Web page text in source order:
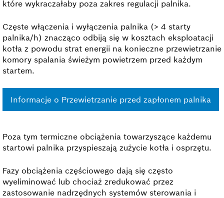
które wykraczałaby poza zakres regulacji palnika.
Częste włączenia i wyłączenia palnika (> 4 starty
palnika/h) znacząco odbiją się w kosztach eksploatacji
kotła z powodu strat energii na konieczne przewietrzanie
komory spalania świeżym powietrzem przed każdym
startem.
Informacje o Przewietrzanie przed zapłonem palnika
Poza tym termiczne obciążenia towarzyszące każdemu
startowi palnika przyspieszają zużycie kotła i osprzętu.
Fazy obciążenia częściowego dają się często
wyeliminować lub chociaż zredukować przez
zastosowanie nadrzędnych systemów sterowania i